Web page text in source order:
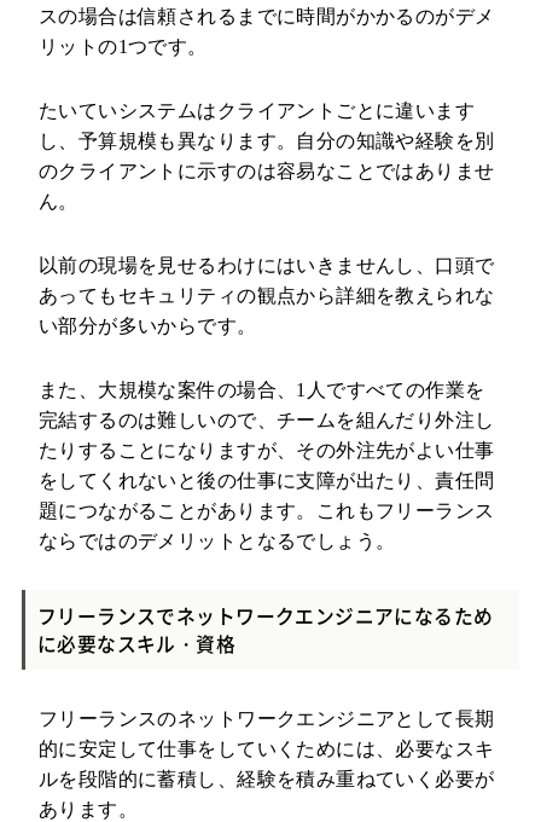
スの場合は信頼されるまでに時間がかかるのがデメ
リットの1つです。
たいていシステムはクライアントごとに違います
し、予算規模も異なります。自分の知識や経験を別
のクライアントに示すのは容易なことではありませ
ん。
以前の現場を見せるわけにはいきませんし、口頭で
あってもセキュリティの観点から詳細を教えられな
い部分が多いからです。
また、大規模な案件の場合、1人ですべての作業を
完結するのは難しいので、チームを組んだり外注し
たりすることになりますが、その外注先がよい仕事
をしてくれないと後の仕事に支障が出たり、責任問
題につながることがあります。これもフリーランス
ならではのデメリットとなるでしょう。
フリーランスでネットワークエンジニアになるため
に必要なスキル・資格
フリーランスのネットワークエンジニアとして長期
的に安定して仕事をしていくためには、必要なスキ
ルを段階的に蓄積し、経験を積み重ねていく必要が
あります。